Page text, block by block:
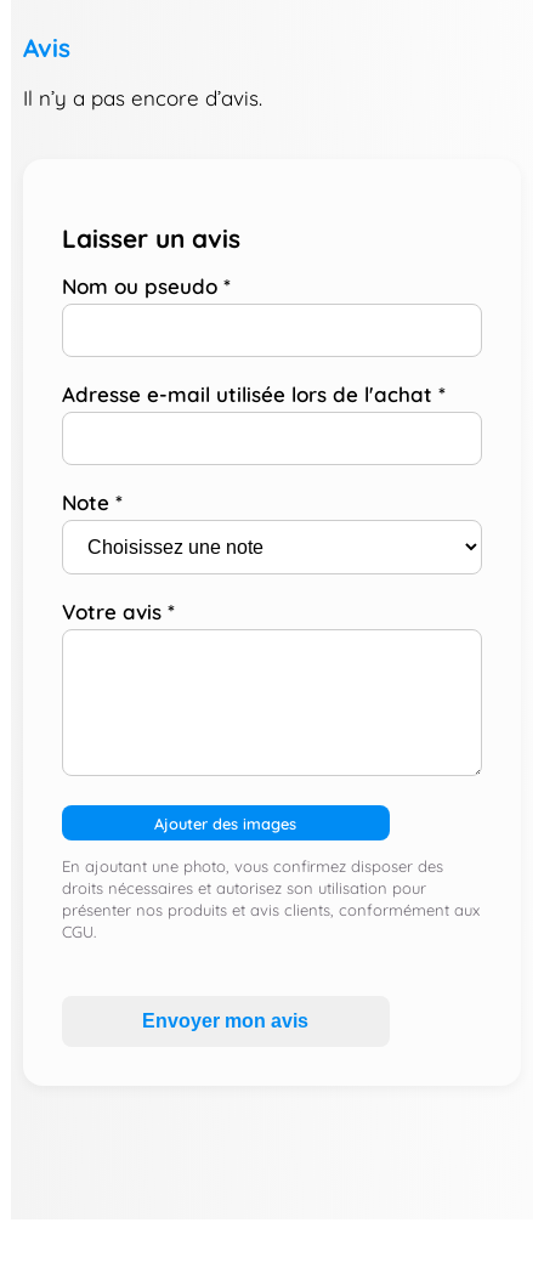
Avis
Il n’y a pas encore d’avis.
Laisser un avis
Nom ou pseudo *
Adresse e-mail utilisée lors de l'achat *
Note *
Votre avis *
Ajouter des images
En ajoutant une photo, vous confirmez disposer des
droits nécessaires et autorisez son utilisation pour
présenter nos produits et avis clients, conformément aux
CGU.
Envoyer mon avis